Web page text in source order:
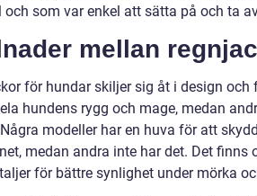
och som var enkel att sätta på och ta
mellan
för hundar skiljer sig åt i design
hundens rygg och mage, medan
modeller har en huva för att
medan andra inte har det. Det finns
för bättre synlighet under mörka